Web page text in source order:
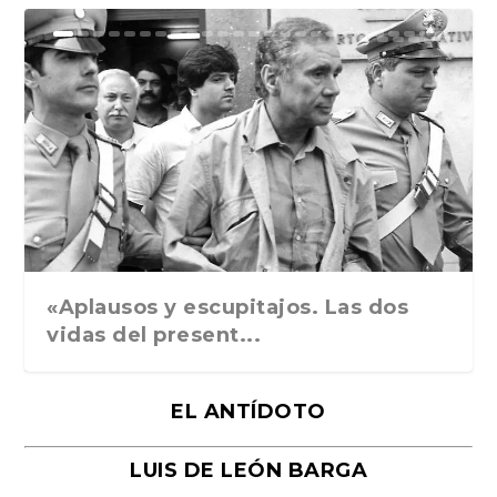
Ground Rules. Alejan...
«Rafael: Poesía subl...
Bienvenidos al circo...
Georges de La Tour. ...
Robert Capa: la hist...
«Aplausos y escupitajos. Las dos
vidas del present...
EL ANTÍDOTO
LUIS DE LEÓN BARGA